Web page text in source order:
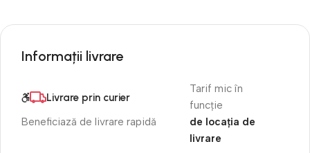
Informații livrare
Livrare prin curier
Beneficiază de livrare rapidă
Tarif mic în
funcție
de locația de
livrare